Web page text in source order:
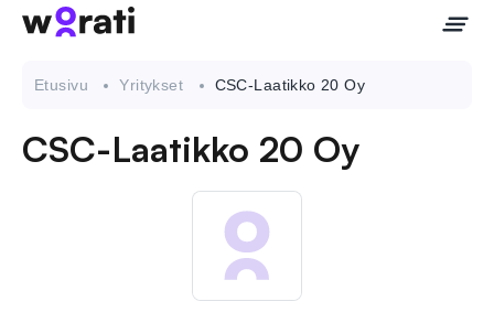
Etusivu Yritykset CSC-Laatikko 20 Oy
CSC-Laatikko 20 Oy